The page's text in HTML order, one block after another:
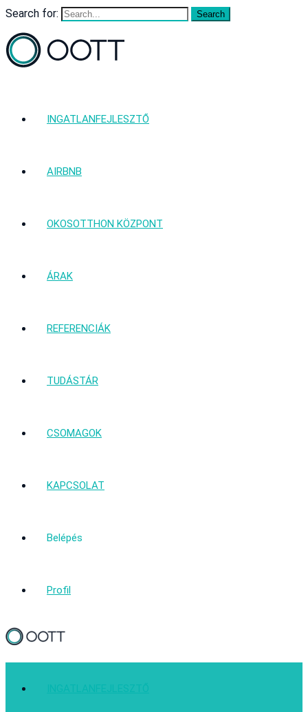
Search for:
INGATLANFEJLESZTŐ
AIRBNB
OKOSOTTHON KÖZPONT
ÁRAK
REFERENCIÁK
TUDÁSTÁR
CSOMAGOK
KAPCSOLAT
Belépés
Profil
INGATLANFEJLESZTŐ